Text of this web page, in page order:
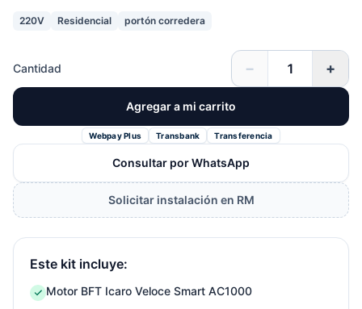
220V Residencial portón corredera
Cantidad − +
Agregar a mi carrito
Webpay Plus Transbank Transferencia
Consultar por WhatsApp
Solicitar instalación en RM
Este kit incluye:
Motor BFT Icaro Veloce Smart AC1000